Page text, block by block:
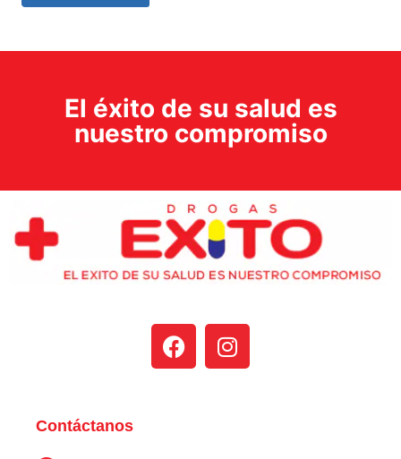
El éxito de su salud es
nuestro compromiso
Contáctanos